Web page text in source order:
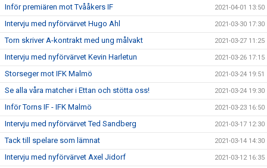
Inför premiären mot Tvååkers IF 2021-04-01 13:50
Intervju med nyförvärvet Hugo Ahl 2021-03-30 17:30
Torn skriver A-kontrakt med ung målvakt 2021-03-27 11:25
Intervju med nyförvärvet Kevin Harletun 2021-03-26 17:15
Storseger mot IFK Malmö 2021-03-24 19:51
Se alla våra matcher i Ettan och stötta oss! 2021-03-24 19:30
Inför Torns IF - IFK Malmö 2021-03-23 16:50
Intervju med nyförvärvet Ted Sandberg 2021-03-17 12:30
Tack till spelare som lämnat 2021-03-14 14:30
Intervju med nyförvärvet Axel Jidorf 2021-03-12 16:35